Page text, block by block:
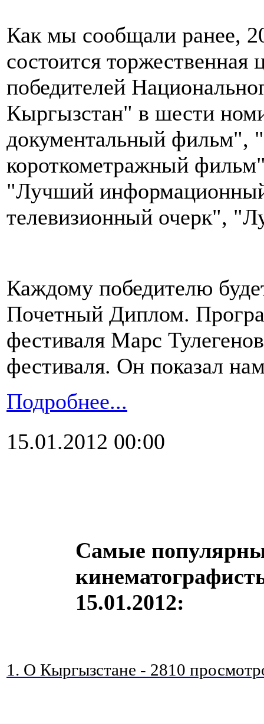
Как мы сообщали ранее,
состоится
победителей
Кыргызстан" в шести
документальный фильм",
короткометражный
"Лучший
телевизионный очерк",
Каждому победителю
Почетный Диплом.
фестиваля Марс
фестиваля. Он показал
Подробнее...
15.01.2012 00:00
Самые
15.01.2012:
1. О Кыргызстане - 2810